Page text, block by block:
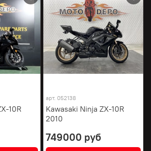
10R
арт. 052138
Kawasaki Ninja ZX-10R
2010
749000 руб